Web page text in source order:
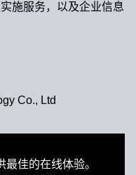
佳的在线体验。
施服务，以及企业信息
Co., Ltd